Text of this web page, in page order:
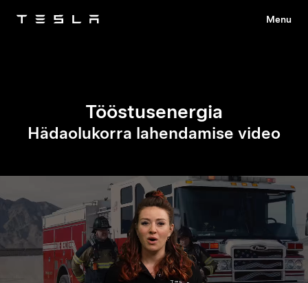
Tesla Menu
Tööstusenergia
Hädaolukorra lahendamise video